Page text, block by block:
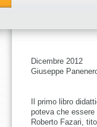
Dicembre 2012
Giuseppe
Il primo libro
poteva che essere
Roberto Fazari,